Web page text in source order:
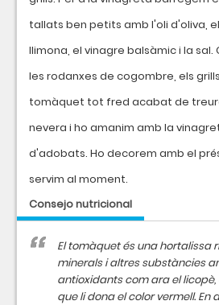
tallats ben petits amb l'oli d'oliva,
llimona, el vinagre balsàmic i la sal.
les rodanxes de cogombre, els
tomàquet tot fred acabat de
nevera i ho amanim amb la
d'adobats. Ho decorem amb el
servim al moment.
Consejo nutricional
El tomàquet és una hortalissa
minerals i altres substàncies
antioxidants com ara el
que li dona el color vermell. En